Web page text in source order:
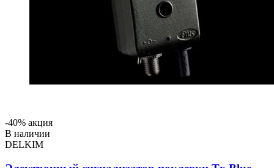
-40% акция
В наличии
DELKIM